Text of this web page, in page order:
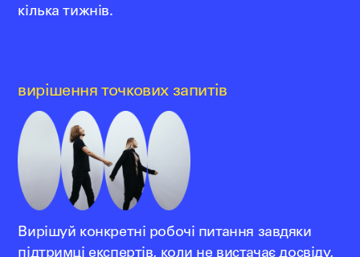
кілька тижнів.
вирішення точкових запитів
Вирішуй конкретні робочі питання завдяки
підтримці експертів, коли не вистачає досвіду,